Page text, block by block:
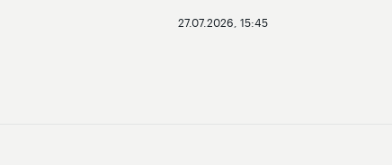
27.07.2026, 15:45